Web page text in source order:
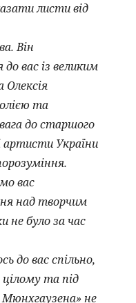
листи від
Він
вас із великим
Олексія
та
до старшого
артисти України
вас
над творчим
не було за час
до вас спільно,
та під
Мюнхгаузена» не